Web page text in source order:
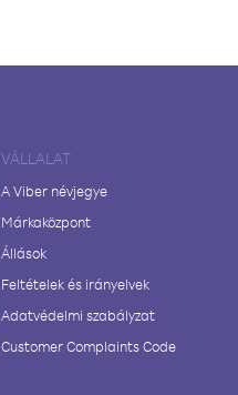
VÁLLALAT
A Viber névjegye
Márkaközpont
Állások
Feltételek és irányelvek
Adatvédelmi szabályzat
Customer Complaints Code